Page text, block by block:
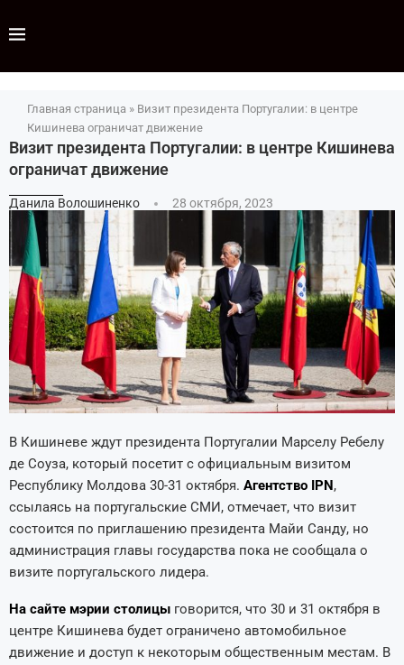
Главная страница » Визит президента Португалии: в центре
Кишинева ограничат движение
Визит президента Португалии: в центре Кишинева
ограничат движение
Данила Волошиненко 28 октября, 2023
В Кишиневе ждут президента Португалии Марселу Ребелу
де Соуза, который посетит с официальным визитом
Республику Молдова 30-31 октября. Агентство IPN ,
ссылаясь на португальские СМИ, отмечает, что визит
состоится по приглашению президента Майи Санду, но
администрация главы государства пока не сообщала о
визите португальского лидера.
На сайте мэрии столицы говорится, что 30 и 31 октября в
центре Кишинева будет ограничено автомобильное
движение и доступ к некоторым общественным местам. В